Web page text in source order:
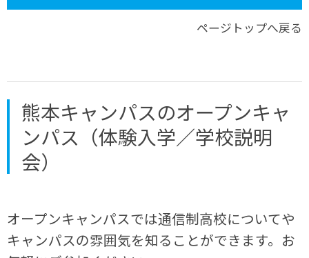
ページトップへ戻る
熊本キャンパスのオープンキャ
ンパス（体験入学／学校説明
会）
オープンキャンパスでは通信制高校についてや
キャンパスの雰囲気を知ることができます。お